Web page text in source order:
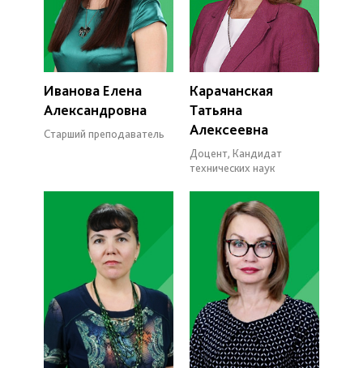
Иванова Елена
Александровна
Старший преподаватель
Карачанская
Татьяна
Алексеевна
Доцент, Кандидат
технических наук